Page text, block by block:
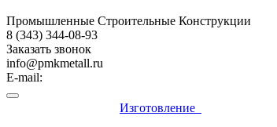
Промышленные Строительные Конструкции
8 (343) 344-08-93
Заказать звонок
info@pmkmetall.ru
E-mail:
Изготовление